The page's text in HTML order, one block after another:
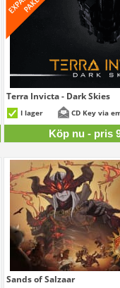
Terra Invicta - Dark Skies
I lager CD Key via
Köp nu - pris
Sands of Salzaar